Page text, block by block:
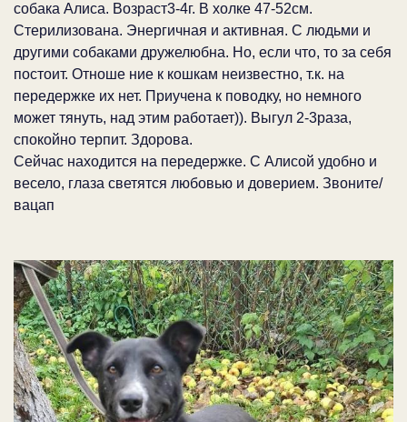
собака Алиса. Возраст3-4г. В холке 47-52см.
Стерилизована. Энергичная и активная. С людьми и
другими собаками дружелюбна. Но, если что, то за себя
постоит. Отноше ние к кошкам неизвестно, т.к. на
передержке их нет. Приучена к поводку, но немного
может тянуть, над этим работает)). Выгул 2-3раза,
спокойно терпит. Здорова.
Сейчас находится на передержке. С Алисой удобно и
весело, глаза светятся любовью и доверием. Звоните/
вацап